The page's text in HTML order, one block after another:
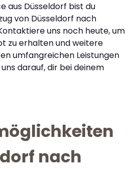
aus Düsseldorf bist du
von Düsseldorf nach
uns noch heute, um
zu erhalten und weitere
umfangreichen Leistungen
darauf, dir bei deinem
nach